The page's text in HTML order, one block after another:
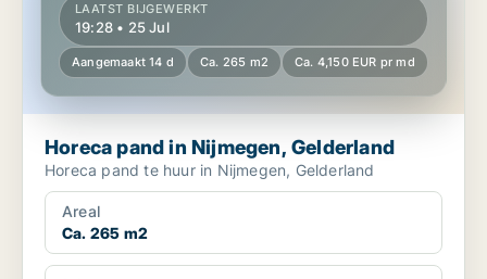
LAATST BIJGEWERKT
19:28 • 25 Jul
Aangemaakt 14 d Ca. 265 m2 Ca. 4,150 EUR pr md
Horeca pand in Nijmegen, Gelderland
Horeca pand te huur in Nijmegen, Gelderland
Areal
Ca. 265 m2